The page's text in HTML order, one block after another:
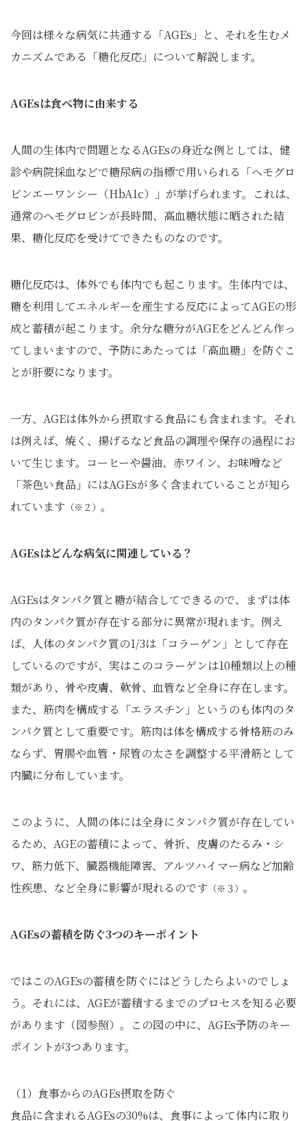
今回は様々な病気に共通する「AGEs」と、それを生むメ
カニズムである「糖化反応」について解説します。
AGEsは食べ物に由来する
人間の生体内で問題となるAGEsの身近な例としては、健
診や病院採血などで糖尿病の指標で用いられる「ヘモグロ
ビンエーワンシー （HbA1c）
」が挙げられます。これは、
通常のヘモグロビンが長時間、高血糖状態に晒された結
果、糖化反応を受けてできたものなのです。
糖化反応は、体外でも体内でも起こります。生体内では、
糖を利用してエネルギーを産生する反応によってAGEの形
成と蓄積が起こります。余分な糖分がAGEをどんどん作っ
てしまいますので、予防にあたっては「高血糖」を防ぐこ
とが肝要になります。
一方、AGEは体外から摂取する食品にも含まれます。それ
は例えば、焼く、揚げるなど食品の調理や保存の過程にお
いて生じます。コーヒーや醤油、赤ワイン、お味噌など
「茶色い食品」にはAGEsが多く含まれていることが知ら
れています （※２） 。
AGEsはどんな病気に関連している？
AGEsはタンパク質と糖が結合してできるので、まずは体
内のタンパク質が存在する部分に異常が現れます。例え
ば、人体のタンパク質の1/3は「コラーゲン」として存在
しているのですが、実はこのコラーゲンは10種類以上の種
類があり、骨や皮膚、軟骨、血管など全身に存在します。
また、筋肉を構成する「エラスチン」というのも体内のタ
ンパク質として重要です。筋肉は体を構成する骨格筋のみ
ならず、胃腸や血管・尿管の太さを調整する平滑筋として
内臓に分布しています。
このように、人間の体には全身にタンパク質が存在してい
るため、AGEの蓄積によって、骨折、皮膚のたるみ・シ
ワ、筋力低下、臓器機能障害、アルツハイマー病など加齢
性疾患、など全身に影響が現れるのです （※３） 。
AGEsの蓄積を防ぐ3つのキーポイント
ではこのAGEsの蓄積を防ぐにはどうしたらよいのでしょ
う。それには、AGEが蓄積するまでのプロセスを知る必要
があります（図参照）。この図の中に、AGEs予防のキー
ポイントが3つあります。
（1）食事からのAGEs摂取を防ぐ
食品に含まれるAGEsの30%は、食事によって体内に取り